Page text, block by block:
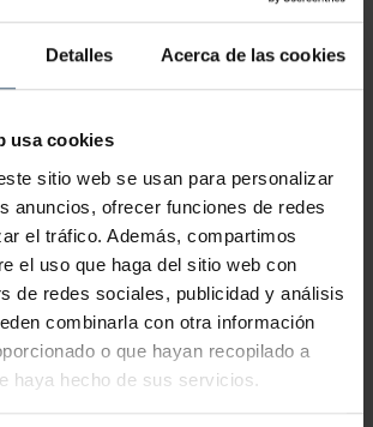
Detalles Acerca de las cookies
usa cookies
sitio web se usan para personalizar
anuncios, ofrecer funciones de redes
el tráfico. Además, compartimos
el uso que haga del sitio web con
de redes sociales, publicidad y análisis
combinarla con otra información
o que hayan recopilado a
haya hecho de sus servicios.
175,00€
CITRUS EXPERIENCE 1H 30MIN
176,00 €